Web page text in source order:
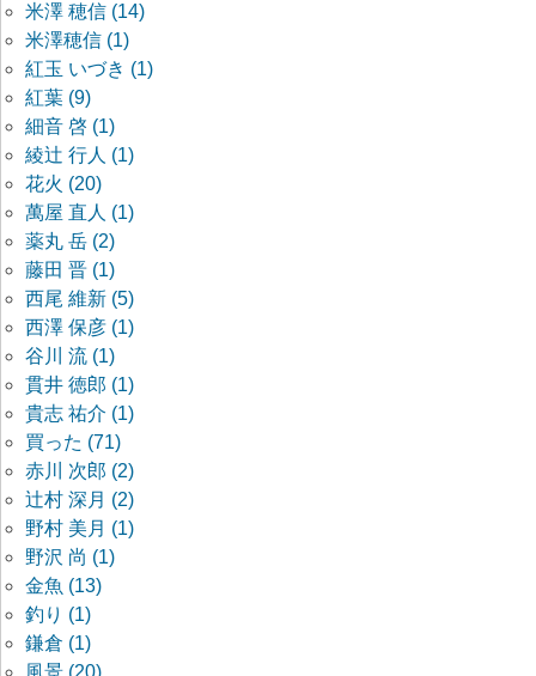
米澤 穂信 (14)
米澤穂信 (1)
紅玉 いづき (1)
紅葉 (9)
細音 啓 (1)
綾辻 行人 (1)
花火 (20)
萬屋 直人 (1)
薬丸 岳 (2)
藤田 晋 (1)
西尾 維新 (5)
西澤 保彦 (1)
谷川 流 (1)
貫井 徳郎 (1)
貴志 祐介 (1)
買った (71)
赤川 次郎 (2)
辻村 深月 (2)
野村 美月 (1)
野沢 尚 (1)
金魚 (13)
釣り (1)
鎌倉 (1)
風景 (20)